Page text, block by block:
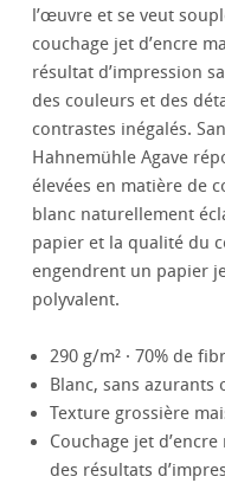
l’œuvre et se veut
couchage jet d’encre
résultat d’impression
des couleurs et des
contrastes inégalés.
Hahnemühle Agave
élevées en matière de
blanc naturellement
papier et la qualité du
engendrent un papier
polyvalent.
290 g/m² · 70% de
Blanc, sans azurants
Texture grossière
Couchage jet
des résultats